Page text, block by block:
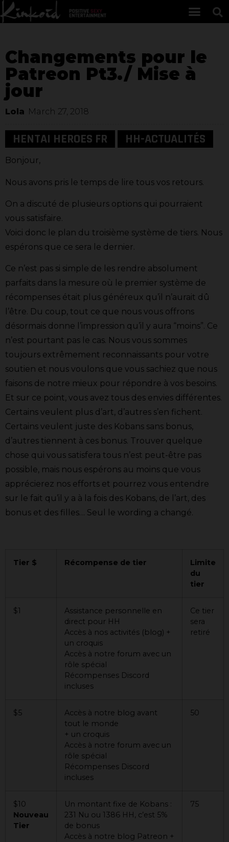
Changements pour le
Patreon Pt3./ Mise à
jour
Lola March 27, 2018
HENTAI HEROES FR HH-ACTUALITÉS
Bonjour,
Nous avons pris le temps de lire tous vos retours.
On a discuté de plusieurs options qui pourraient
vous satisfaire.
Voici donc le plan du troisième système de tiers. Nous
espérons que ce sera le dernier.
Ce n’est pas si simple de les rendre absolument
parfaits dans la mesure où le premier système de
récompenses était plus généreux qu’il n’aurait dû
l’être. Du coup, tout ce que nous vous offrons
désormais donne l’impression qu’il y aura “moins”. Ce
n’est pourtant pas le cas. Nous vous sommes
toujours extrêmement reconnaissants pour votre
soutien et nous voulons que vous sachiez que nous
faisons de notre mieux pour répondre à vos besoins.
Et sur ce point, vous avez tous des envies différentes.
Certains veulent plus d’art, d’autres s’en fichent.
Certains veulent juste des Kobans sans bonus,
d’autres tiennent à ces bonus. Trouver quelque
chose qui vous satisfera tous n’est peut-être pas
possible, mais nous espérons au moins que vous
apprécierez nos efforts et pourrez vous entendre
sur le fait qu’il y a à la fois des Kobans, de l’art, des
bonus et des filles… Seul le wording a changé.
Tier $ Récompense de tier
Limite
du
tier
$1
Assistance personnelle en
direct pour HH
Accès à nos activités (blog) +
un croquis
Accès à notre forum avec un
rôle spécial
Récompenses Discord
incluses
Ce tier
sera
retiré
$5
Accès à notre blog avant
tout le monde
+ un croquis
Accès à notre forum avec un
rôle spécial
Récompenses Discord
incluses
50
$10
Nouveau
Tier
Un montant fixe de Kobans :
231 Nu ou 1386 HH, c’est 5%
de bonus
Accès à notre blog Patreon +
75